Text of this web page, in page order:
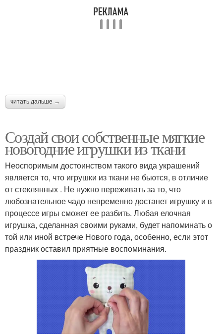
читать дальше →
Создай свои собственные мягкие
новогодние игрушки из ткани
Неоспоримым достоинством такого вида украшений
является то, что игрушки из ткани не бьются, в отличие
от стеклянных . Не нужно переживать за то, что
любознательное чадо непременно достанет игрушку и в
процессе игры сможет ее разбить. Любая елочная
игрушка, сделанная своими руками, будет напоминать о
той или иной встрече Нового года, особенно, если этот
праздник оставил приятные воспоминания.